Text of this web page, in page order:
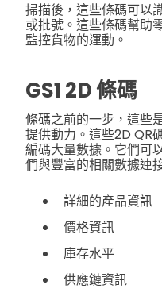
掃描後，這些條碼可以
或批號。這些條碼幫助
監控貨物的運動。
GS1 2D 條碼
條碼之前的一步，這些
提供動力。這些2D QR
編碼大量數據。它們可
們與豐富的相關數據連
詳細的產品資訊
價格資訊
庫存水平
供應鏈資訊